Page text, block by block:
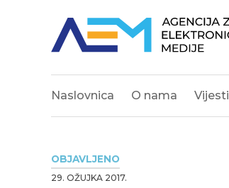
Naslovnica O nama Vijesti
OBJAVLJENO
29. OŽUJKA 2017.